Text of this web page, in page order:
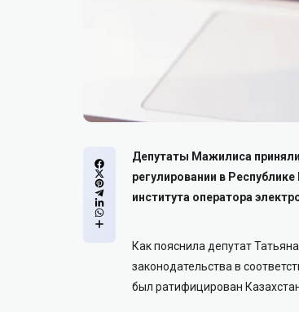
Депутаты Мажилиса
регулировании в
института оператора
Как пояснила депутат
законодательства в
был ратифицирован